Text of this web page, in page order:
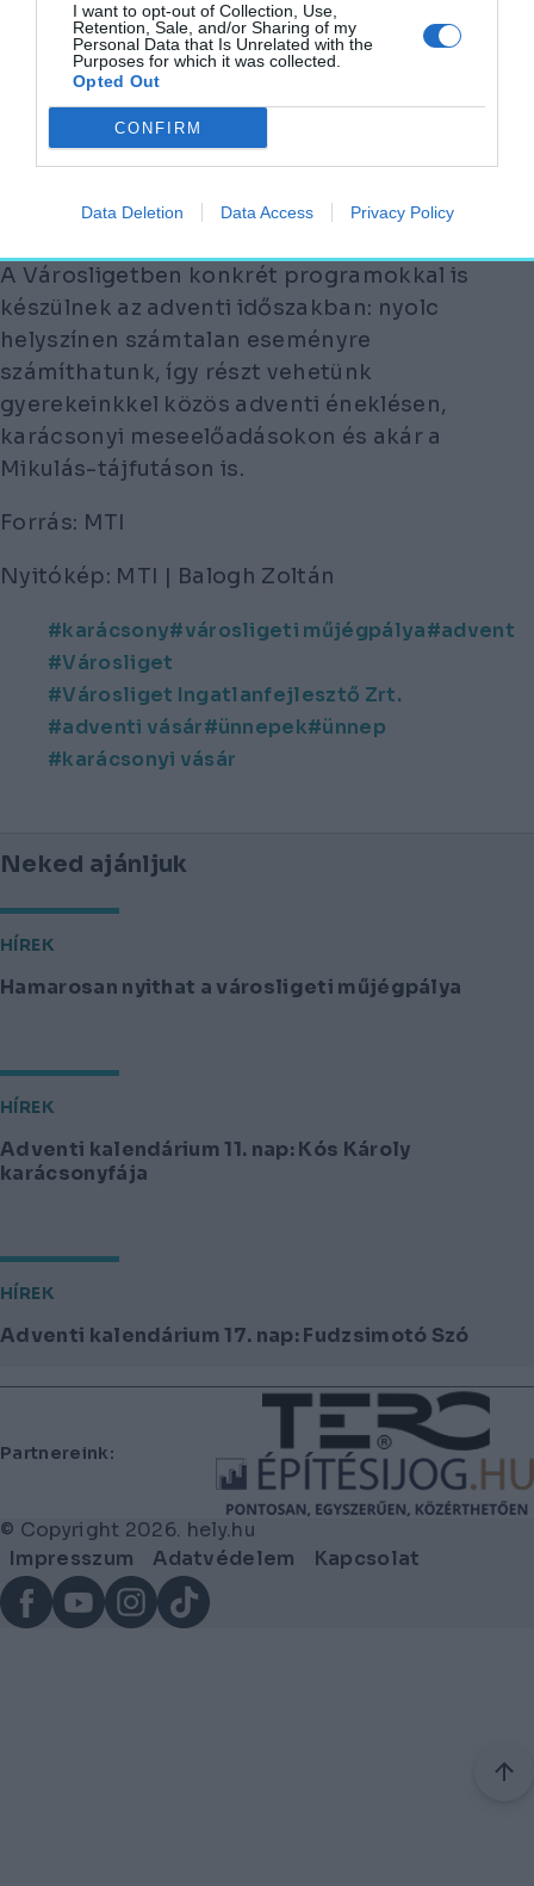
I want to opt-out of Collection, Use,
Retention, Sale, and/or Sharing of my
Personal Data that Is Unrelated with the
Purposes for which it was collected.
Opted Out
CONFIRM
Data Deletion Data Access Privacy Policy
és a környékét, ahol látványos fényjáték várja
a közönséget; a Rózsakerten át egy
valóságos fényalagút vezet. Szintén hasonló
díszek kerültek elhelyezésre a BalloonFly
léggömbjére is, de a parkban található
szokásosnál.
A Városligetben konkrét programokkal is
készülnek az adventi időszakban: nyolc
helyszínen számtalan eseményre
számíthatunk, így részt vehetünk
gyerekeinkkel közös adventi éneklésen,
karácsonyi meseelőadásokon és akár a
Mikulás-tájfutáson is.
Forrás: MTI
Nyitókép: MTI | Balogh Zoltán
karácsony városligeti műjégpálya
advent
Városliget
Városliget Ingatlanfejlesztő Zrt.
adventi vásár
ünnepek
ünnep
karácsonyi vásár
Neked ajánljuk
HÍREK
Hamarosan nyithat a városligeti műjégpálya
HÍREK
Adventi kalendárium 11. nap: Kós Károly
karácsonyfája
HÍREK
Adventi kalendárium 17. nap: Fudzsimotó Szó
Lábléc
Partnereink:
© Copyright 2026. hely.hu
Lábléc
menü
Impresszum Adatvédelem
Kapcsolat
FacebookYouTubeInstagram